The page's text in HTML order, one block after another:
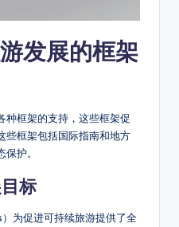
发展的框架
种框架的支持，这些框架促
些框架包括国际指南和地方
护。
标
为促进可持续旅游提供了全